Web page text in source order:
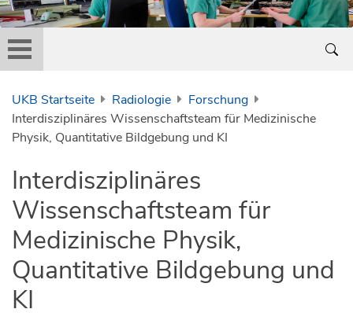
UKB Startseite Radiologie
Forschung
Interdisziplinäres Wissenschaftsteam für Medizinische
Physik, Quantitative Bildgebung und KI
Interdisziplinäres
Wissenschaftsteam für
Medizinische Physik,
Quantitative Bildgebung und
KI